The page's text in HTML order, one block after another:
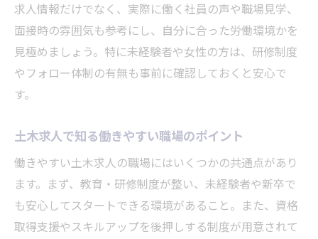
求人情報だけでなく、実際に働く社員の声や職場見学、
面接時の雰囲気も参考にし、自分に合った労働環境かを
見極めましょう。特に未経験者や女性の方は、研修制度
やフォロー体制の有無も事前に確認しておくと安心で
す。
土木求人で知る働きやすい職場のポイント
働きやすい土木求人の職場にはいくつかの共通点があり
ます。まず、教育・研修制度が整い、未経験者や新卒で
も安心してスタートできる環境があること。また、資格
取得支援やスキルアップを後押しする制度が用意されて